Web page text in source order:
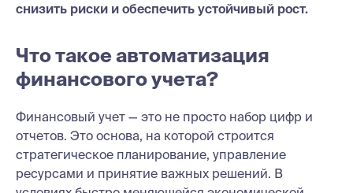
снизить риски и обеспечить устойчивый рост.
Что такое автоматизация
финансового учета?
Финансовый учет — это не просто набор цифр и
отчетов. Это основа, на которой строится
стратегическое планирование, управление
ресурсами и принятие важных решений. В